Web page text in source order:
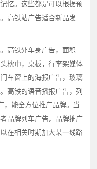
忆。这些都是可以根据预
高铁站广告适合新品发
高铁外车身广告，面积
枕巾，桌板，行李架媒体
车窗上的海报广告，玻璃
高铁的语音播报广告，列
，能全方位推广品牌。当
品牌列车广告，品牌推广
在相关时期加大某一线路